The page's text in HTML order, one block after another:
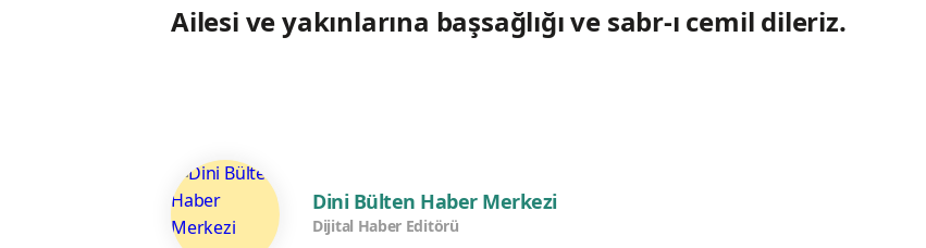
Ailesi ve yakınlarına başsağlığı ve sabr-ı cemil dileriz.
Dini Bülten Haber Merkezi
Dijital Haber Editörü